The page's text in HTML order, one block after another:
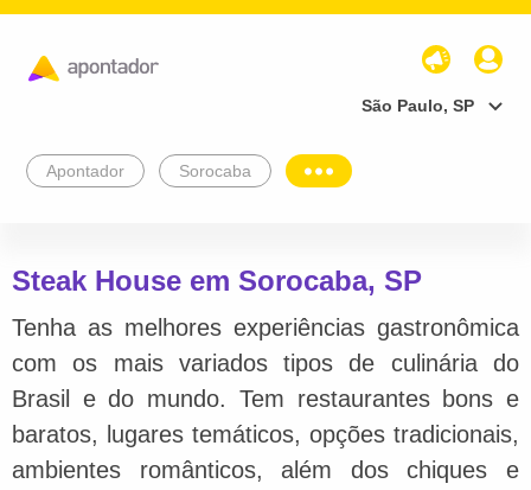
São Paulo, SP
Apontador Sorocaba
Steak House em Sorocaba, SP
Tenha as melhores experiências gastronômica
com os mais variados tipos de culinária do
Brasil e do mundo. Tem restaurantes bons e
baratos, lugares temáticos, opções tradicionais,
ambientes românticos, além dos chiques e